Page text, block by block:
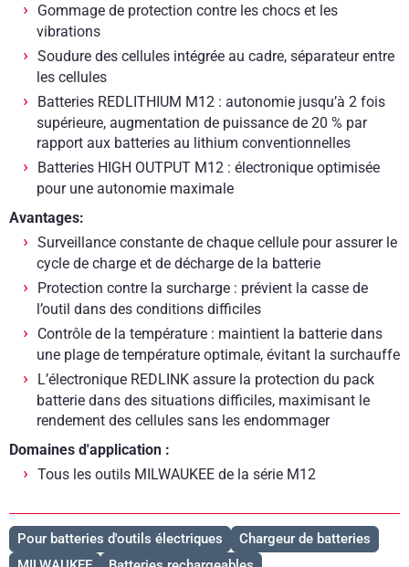
Gommage de protection contre les chocs et les
vibrations
Soudure des cellules intégrée au cadre, séparateur entre
les cellules
Batteries REDLITHIUM M12 : autonomie jusqu’à 2 fois
supérieure, augmentation de puissance de 20 % par
rapport aux batteries au lithium conventionnelles
Batteries HIGH OUTPUT M12 : électronique optimisée
pour une autonomie maximale
Avantages:
Surveillance constante de chaque cellule pour assurer le
cycle de charge et de décharge de la batterie
Protection contre la surcharge : prévient la casse de
l’outil dans des conditions difficiles
Contrôle de la température : maintient la batterie dans
une plage de température optimale, évitant la surchauffe
L’électronique REDLINK assure la protection du pack
batterie dans des situations difficiles, maximisant le
rendement des cellules sans les endommager
Domaines d'application :
Tous les outils MILWAUKEE de la série M12
Pour batteries d'outils électriques
Chargeur de batteries